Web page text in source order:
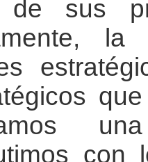
sus
con